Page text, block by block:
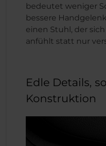
bedeutet weniger
bessere
einen Stuhl, der
anfühlt statt nur
Edle Details,
Konstruktion